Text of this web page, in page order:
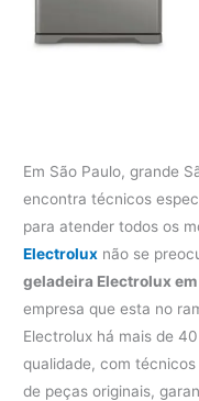
Em São Paulo, grande
encontra técnicos
para atender todos os
Electrolux não se
geladeira Electrolux
empresa que esta no
Electrolux há mais de
qualidade, com
de peças originais,